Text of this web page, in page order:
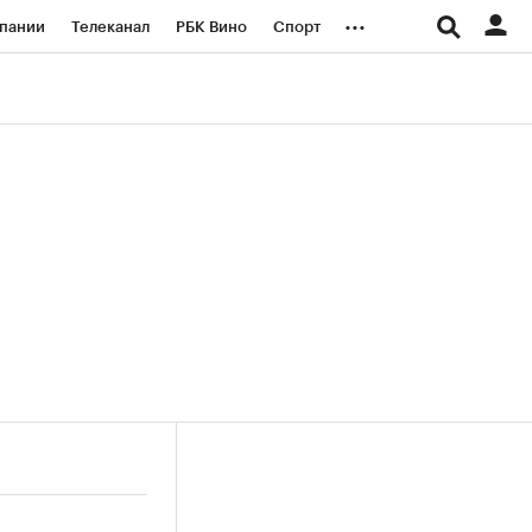
Телеканал РБК Вино Спорт ...